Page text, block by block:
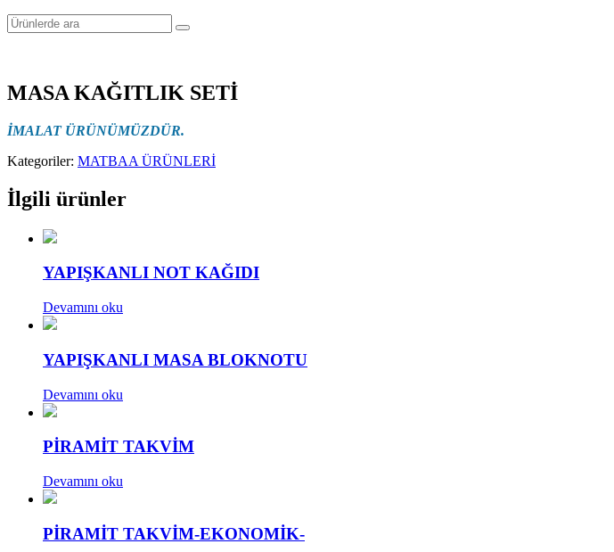
MASA KAĞITLIK SETİ
İMALAT ÜRÜNÜMÜZDÜR.
Kategoriler: MATBAA ÜRÜNLERİ
İlgili ürünler
YAPIŞKANLI NOT KAĞIDI
Devamını oku
YAPIŞKANLI MASA BLOKNOTU
Devamını oku
PİRAMİT TAKVİM
Devamını oku
PİRAMİT TAKVİM-EKONOMİK-